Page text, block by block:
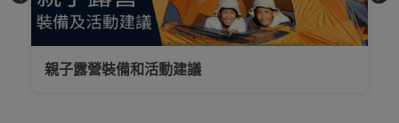
買滿$1000免費送
新界、旺角都
得，睇岩心水就
親子露營裝備和活動建議